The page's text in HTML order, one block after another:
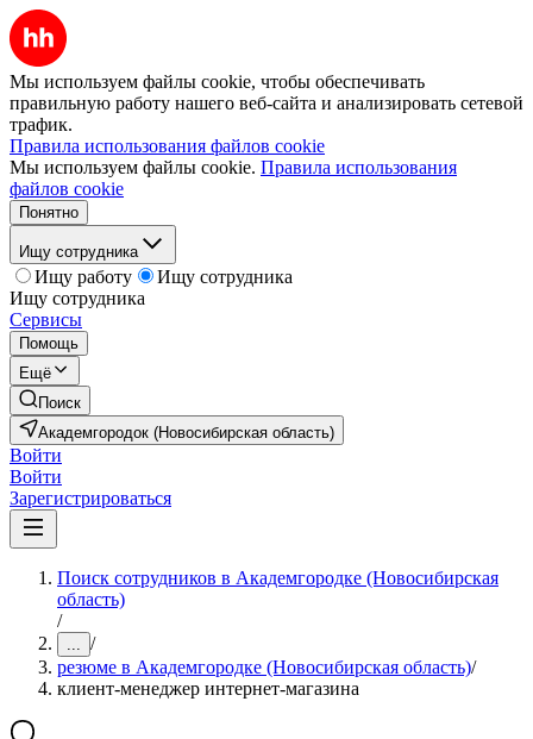
Мы используем файлы cookie, чтобы обеспечивать
правильную работу нашего веб-сайта и анализировать сетевой
трафик.
Правила использования файлов cookie
Мы используем файлы cookie. Правила использования
файлов cookie
Понятно
Ищу сотрудника
Ищу работу
Ищу сотрудника
Ищу сотрудника
Сервисы
Помощь
Ещё
Поиск
Академгородок (Новосибирская область)
Войти
Войти
Зарегистрироваться
Поиск сотрудников в Академгородке (Новосибирская
область)
/
... /
резюме в Академгородке (Новосибирская область)/
клиент-менеджер интернет-магазина